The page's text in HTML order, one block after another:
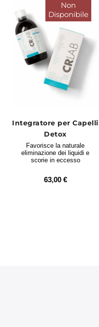
Non
Disponibile
Integratore per Capelli
Detox
Favorisce la naturale
eliminazione dei liquidi e
scorie in eccesso
63,00 €